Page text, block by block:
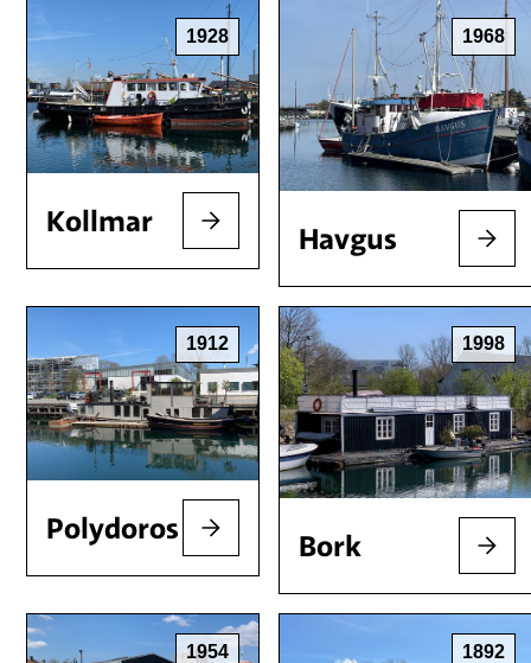
1928
Kollmar
1968
Havgus
1912
Polydoros
1998
Bork
1954 1892